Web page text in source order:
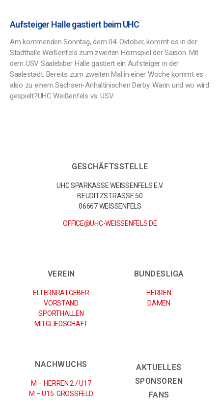
Aufsteiger Halle gastiert beim UHC
Am kommenden Sonntag, dem 04. Oktober, kommt es in der
Stadthalle Weißenfels zum zweiten Heimspiel der Saison. Mit
dem USV Saalebiber Halle gastiert ein Aufsteiger in der
Saalestadt. Bereits zum zweiten Mal in einer Woche kommt es
also zu einem Sachsen-Anhaltinischen Derby. Wann und wo wird
gespielt?UHC Weißenfels vs. USV
GESCHÄFTSSTELLE
UHC SPARKASSE WEISSENFELS E.V.
BEUDITZSTRASSE 50
06667 WEISSENFELS
OFFICE@UHC-WEISSENFELS.DE
VEREIN
ELTERNRATGEBER
VORSTAND
SPORTHALLEN
MITGLIEDSCHAFT
BUNDESLIGA
HERREN
DAMEN
NACHWUCHS
M – HERREN 2 / U17
M – U15 GROSSFELD
AKTUELLES
SPONSOREN
FANS